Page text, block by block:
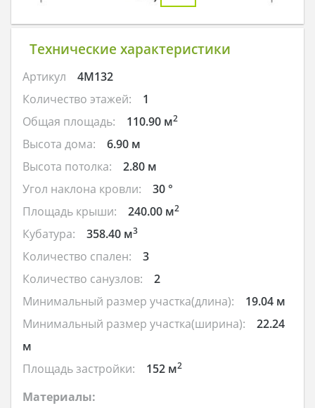
Технические характеристики
Артикул
4M132
Количество этажей:
1
Общая площадь:
110.90 м2
Высота дома:
6.90 м
Высота потолка:
2.80 м
Угол наклона кровли:
30 °
Площадь крыши:
240.00 м2
Кубатура: 358.40 м3
Количество спален:
3
Количество санузлов:
2
Минимальный размер участка(длина):
19.04 м
Минимальный размер участка(ширина):
22.24
м
Площадь застройки:
152 м2
Материалы: